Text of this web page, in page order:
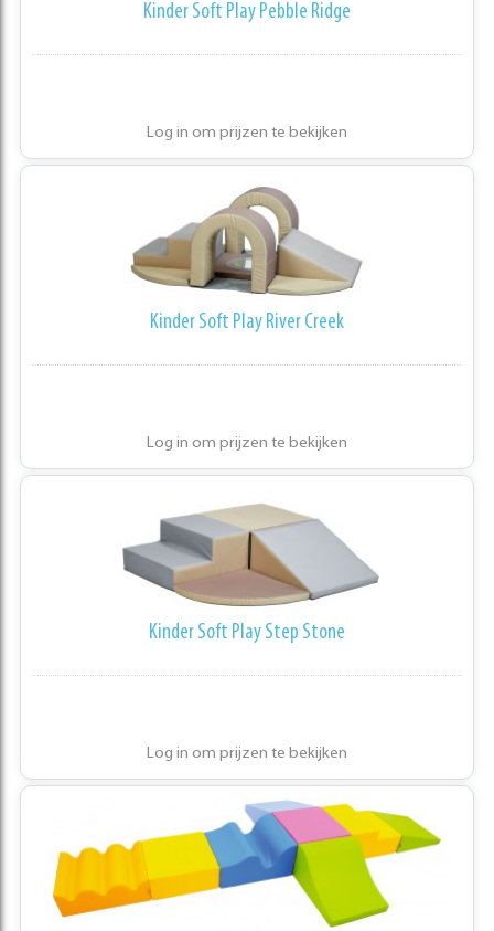
Kinder Soft Play Pebble Ridge
Log in om prijzen te bekijken
Kinder Soft Play River Creek
Log in om prijzen te bekijken
Kinder Soft Play Step Stone
Log in om prijzen te bekijken